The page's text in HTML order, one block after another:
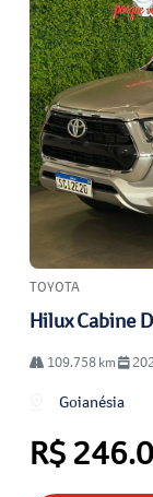
TOYOTA
Hilux Cabine
109.758 km
Goianésia
R$